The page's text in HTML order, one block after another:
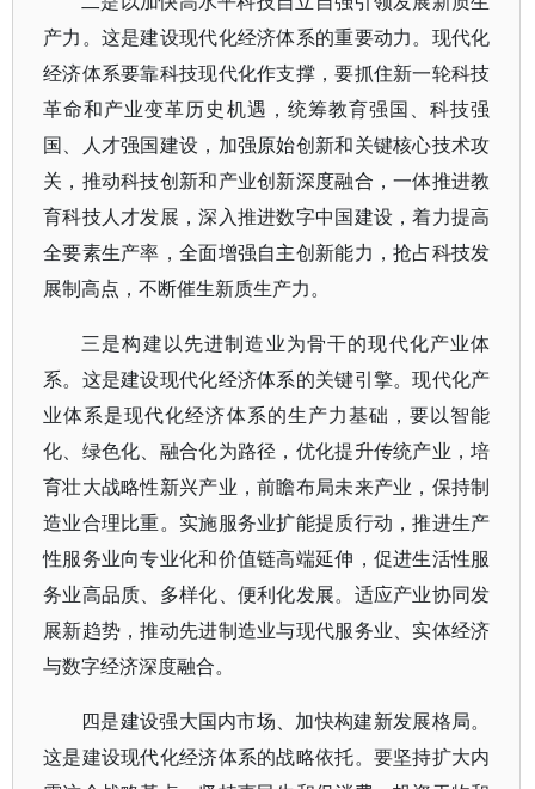
产力。这是建设现代化经济体系的重要动力。现代化
经济体系要靠科技现代化作支撑，要抓住新一轮科技
革命和产业变革历史机遇，统筹教育强国、科技强
国、人才强国建设，加强原始创新和关键核心技术攻
关，推动科技创新和产业创新深度融合，一体推进教
育科技人才发展，深入推进数字中国建设，着力提高
全要素生产率，全面增强自主创新能力，抢占科技发
展制高点，不断催生新质生产力。
三是构建以先进制造业为骨干的现代化产业体
系。这是建设现代化经济体系的关键引擎。现代化产
业体系是现代化经济体系的生产力基础，要以智能
化、绿色化、融合化为路径，优化提升传统产业，培
育壮大战略性新兴产业，前瞻布局未来产业，保持制
造业合理比重。实施服务业扩能提质行动，推进生产
性服务业向专业化和价值链高端延伸，促进生活性服
务业高品质、多样化、便利化发展。适应产业协同发
展新趋势，推动先进制造业与现代服务业、实体经济
与数字经济深度融合。
四是建设强大国内市场、加快构建新发展格局。
这是建设现代化经济体系的战略依托。要坚持扩大内